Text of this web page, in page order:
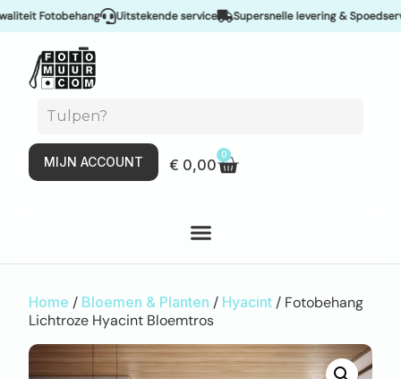
Fotobehang Uitstekende service Supersnelle levering & Spoedservice
MIJN ACCOUNT € 0,00
0
Home / Bloemen & Planten / Hyacint / Fotobehang
Lichtroze Hyacint Bloemtros